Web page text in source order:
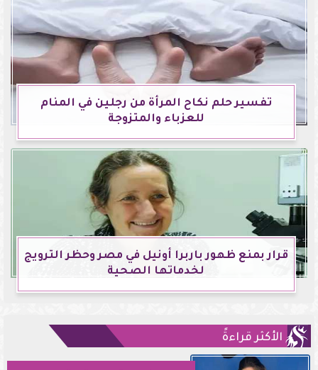
تفسير حلم نكاح المرأة من رجلين في المنام
للعزباء والمتزوجة
قرار بمنع ظهور باربرا أونيل في مصر وحظر الترويج
لخدماتها الصحية
الأكثر قراءةً